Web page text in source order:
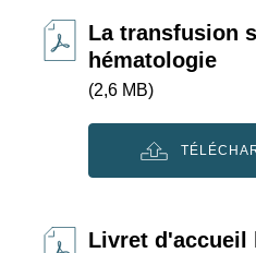
La transfusion
hématologie
(2,6 MB)
Livret d'accueil